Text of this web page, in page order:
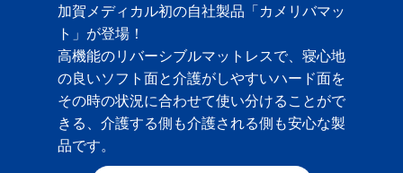
加賀メディカル初の自社製品「カメリバマッ
ト」が登場！
高機能のリバーシブルマットレスで、寝心地
の良いソフト面と介護がしやすいハード面を
その時の状況に合わせて使い分けることがで
きる、介護する側も介護される側も安心な製
品です。